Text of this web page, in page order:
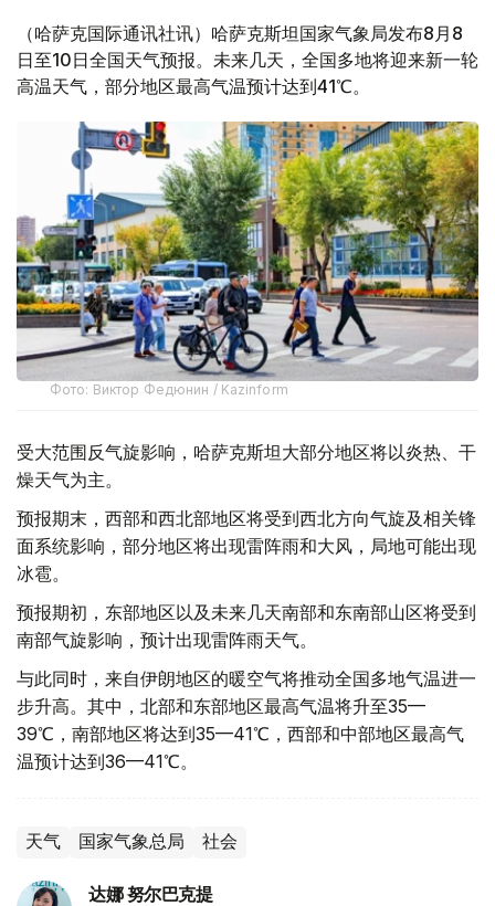
（哈萨克国际通讯社讯）哈萨克斯坦国家气象局发布8月8
日至10日全国天气预报。未来几天，全国多地将迎来新一轮
高温天气，部分地区最高气温预计达到41℃。
Фото: Виктор Федюнин / Kazinform
受大范围反气旋影响，哈萨克斯坦大部分地区将以炎热、干
燥天气为主。
预报期末，西部和西北部地区将受到西北方向气旋及相关锋
面系统影响，部分地区将出现雷阵雨和大风，局地可能出现
冰雹。
预报期初，东部地区以及未来几天南部和东南部山区将受到
南部气旋影响，预计出现雷阵雨天气。
与此同时，来自伊朗地区的暖空气将推动全国多地气温进一
步升高。其中，北部和东部地区最高气温将升至35—
39℃，南部地区将达到35—41℃，西部和中部地区最高气
温预计达到36—41℃。
天气 国家气象总局 社会
达娜 努尔巴克提